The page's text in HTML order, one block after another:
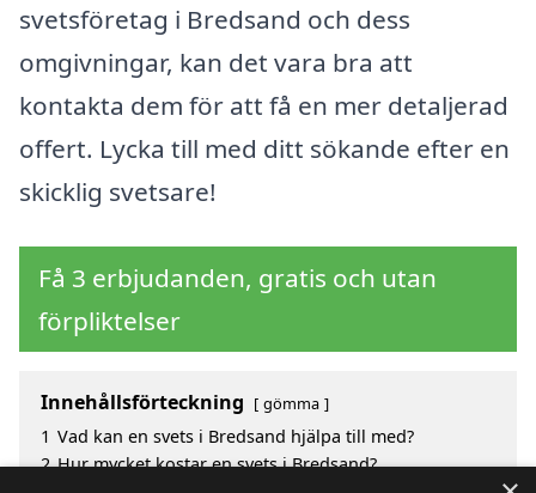
svetsföretag i Bredsand och dess
omgivningar, kan det vara bra att
kontakta dem för att få en mer detaljerad
offert. Lycka till med ditt sökande efter en
skicklig svetsare!
Få 3 erbjudanden, gratis och utan
förpliktelser
Innehållsförteckning gömma
1 Vad kan en svets i Bredsand hjälpa till med?
2 Hur mycket kostar en svets i Bredsand?